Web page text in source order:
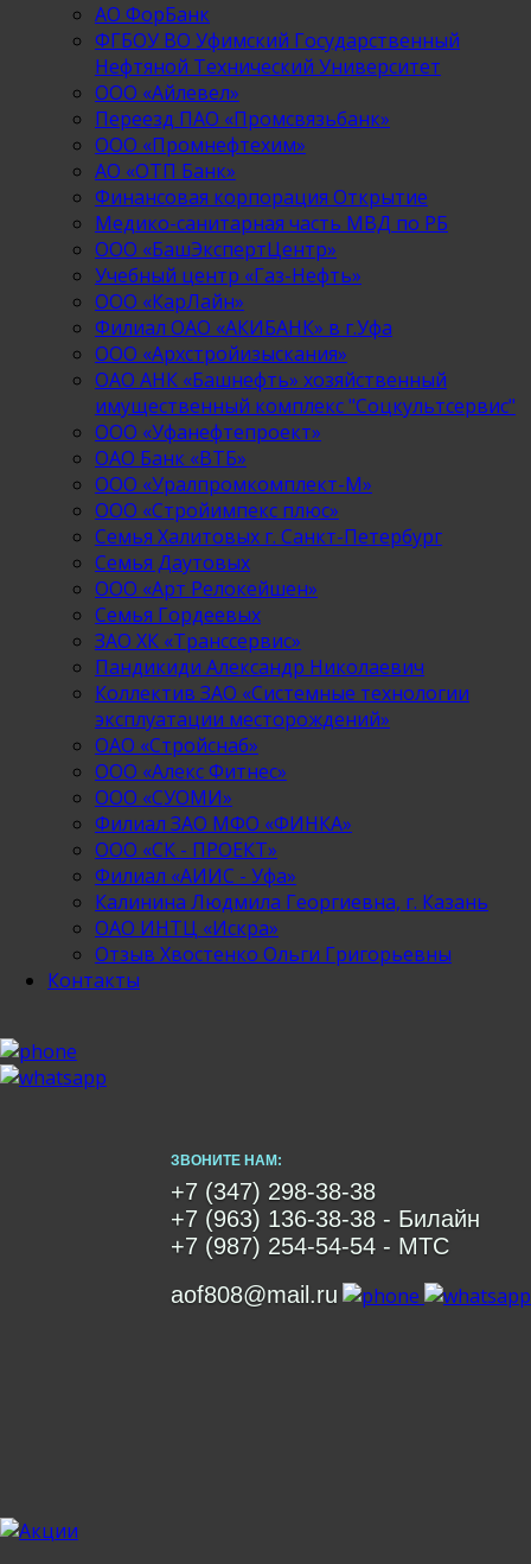
АО ФорБанк
ФГБОУ ВО Уфимский Государственный
Нефтяной Технический Университет
ООО «Айлевел»
Переезд ПАО «Промсвязьбанк»
ООО «Промнефтехим»
АО «ОТП Банк»
Финансовая корпорация Открытие
Медико-санитарная часть МВД по РБ
ООО «БашЭкспертЦентр»
Учебный центр «Газ-Нефть»
ООО «КарЛайн»
Филиал ОАО «АКИБАНК» в г.Уфа
ООО «Архстройизыскания»
ОАО АНК «Башнефть» хозяйственный
имущественный комплекс "Соцкультсервис"
ООО «Уфанефтепроект»
ОАО Банк «ВТБ»
ООО «Уралпромкомплект-М»
ООО «Стройимпекс плюс»
Семья Халитовых г. Санкт-Петербург
Семья Даутовых
ООО «Арт Релокейшен»
Семья Гордеевых
ЗАО ХК «Транссервис»
Пандикиди Александр Николаевич
Коллектив ЗАО «Системные технологии
эксплуатации месторождений»
ОАО «Стройснаб»
ООО «Алекс Фитнес»
ООО «СУОМИ»
Филиал ЗАО МФО «ФИНКА»
ООО «СК - ПРОЕКТ»
Филиал «АИИС - Уфа»
Калинина Людмила Георгиевна, г. Казань
ОАО ИНТЦ «Искра»
Отзыв Хвостенко Ольги Григорьевны
Контакты
ЗВОНИТЕ НАМ:
+7 (347) 298-38-38
+7 (963) 136-38-38 - Билайн
+7 (987) 254-54-54 - МТС
aof808@mail.ru